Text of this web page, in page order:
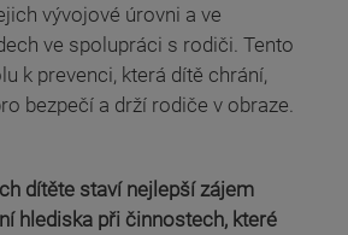
vývojové úrovni a ve
ve spolupráci s rodiči. Tento
k prevenci, která dítě chrání,
bezpečí a drží rodiče v obraze.
dítěte staví nejlepší zájem
hlediska při činnostech, které